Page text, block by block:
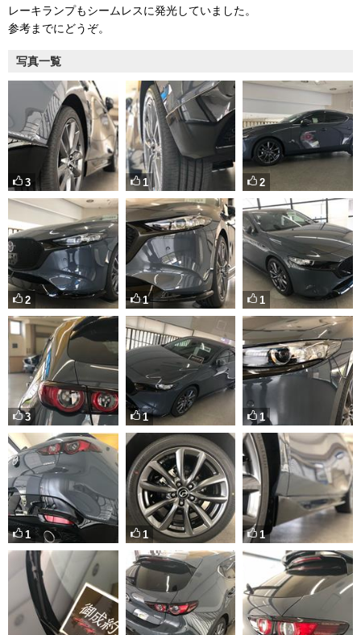
レーキランプもシームレスに発光していました。
参考までにどうぞ。
写真一覧
3 1 2
2 1 1
3 1 1
1 1 1